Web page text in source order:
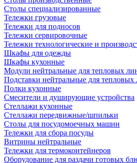
Столы специализированные
Тележки грузовые
Тележки для подносов
Тележки сервировочные
Тележки технологические и
Шкафы для одежды
Шкафы кухонные
Модули нейтральные для тепловых
Подставки нейтральные для тепловых
Полки кухонные
Смесители и душирующие устройства
Стеллажи кухонные
Стеллажи передвижные/шпильки
Столы для посудомоечных машин
Тележки для сбора посуды
Витрины нейтральные
Тележки для термоконтейнеров
Оборудование для раздачи готовых